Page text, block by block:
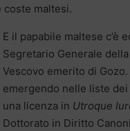
coste maltesi.
E il papabile maltese c’è
Segretario Generale
Vescovo emerito di
emergendo nelle liste dei
una licenza in Utroque
Dottorato in Diritto